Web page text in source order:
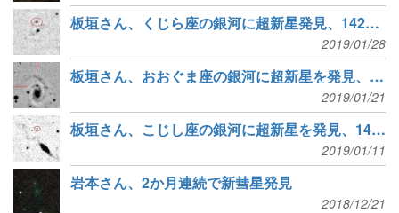
板垣さん、くじら座の銀河に超新星発見、142個目
2019/01/28
板垣さん、おおぐま座の銀河に超新星を発見、141個目
2019/01/21
板垣さん、こじし座の銀河に超新星を発見、140個目
2019/01/11
岩本さん、2か月連続で新彗星発見
2018/12/21